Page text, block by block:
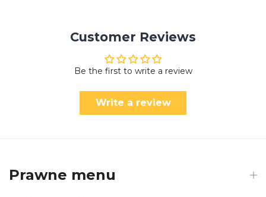
Customer Reviews
Be the first to write a review
Write a review
Prawne menu